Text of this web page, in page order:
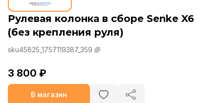
Рулевая колонка в сборе Senke X6
(без крепления руля)
sku45825_1757119387_359
3 800 ₽
В магазин